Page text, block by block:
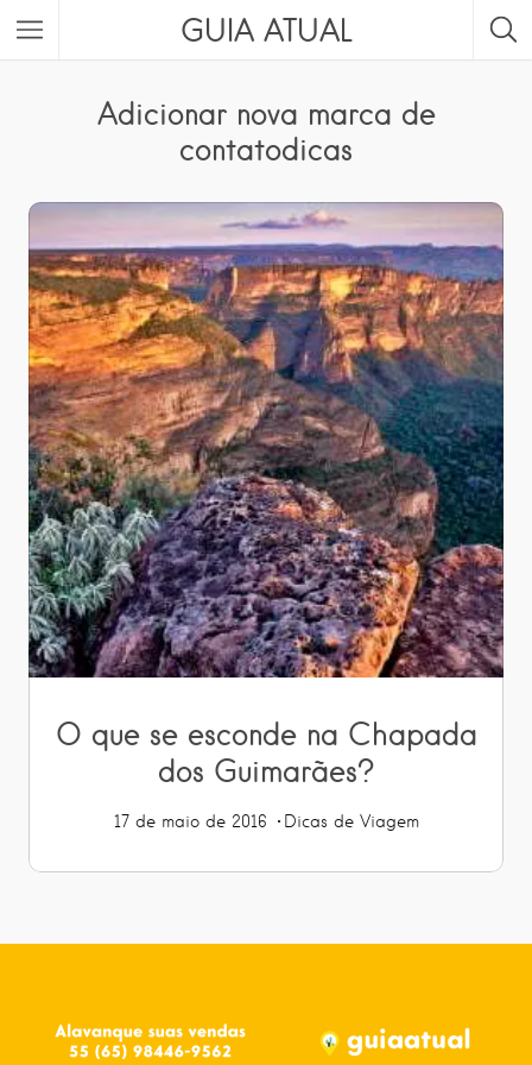
GUIA ATUAL
Adicionar nova marca de
contatodicas
O que se esconde na Chapada
dos Guimarães?
17 de maio de 2016 Dicas de Viagem